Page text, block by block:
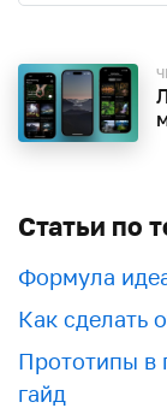
Статьи по
Формула
Как сделать
Прототипы в
гайд